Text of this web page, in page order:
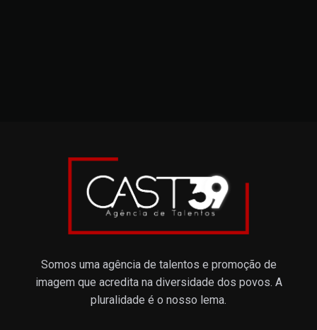
Somos uma agência de talentos e promoção de
imagem que acredita na diversidade dos povos. A
pluralidade é o nosso lema.